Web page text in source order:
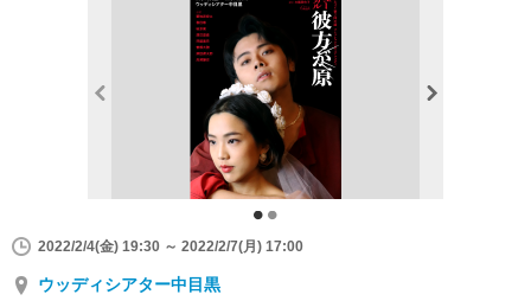
2022/2/4(金) 19:30 ～ 2022/2/7(月) 17:00
ウッディシアター中目黒